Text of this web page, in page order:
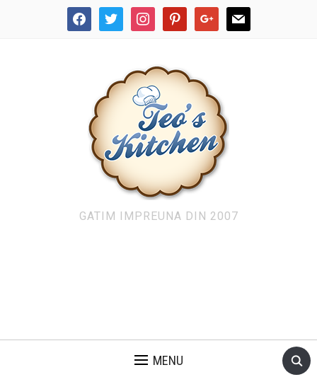
facebooktwitter instagrampinterestgoogle mail
GATIM IMPREUNA DIN 2007
MENU